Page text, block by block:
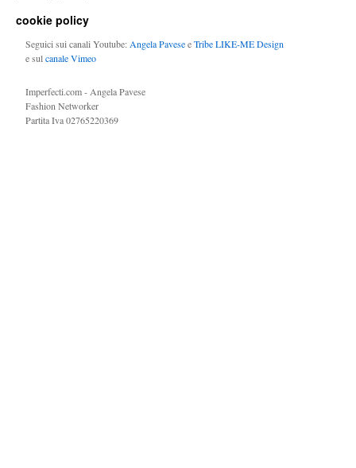
cookie policy
Seguici sui canali Youtube: Angela PaveseeTribe LIKE-ME Design
e sulcanale Vimeo
Imperfecti.com - Angela Pavese
Fashion Networker
Partita Iva 02765220369